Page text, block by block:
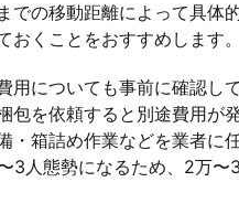
での移動距離によって具体
おくことをおすすめします。
用についても事前に確認し
包を依頼すると別途費用が
・箱詰め作業などを業者に
3人態勢になるため、2万